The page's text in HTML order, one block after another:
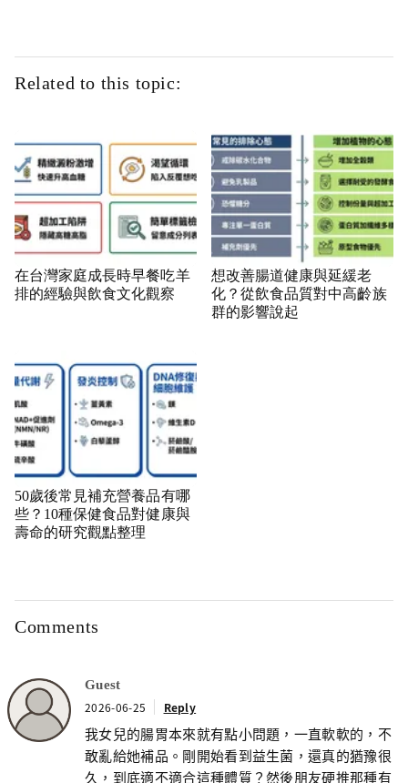
Related to this topic:
在台灣家庭成長時早餐吃羊
排的經驗與飲食文化觀察
想改善腸道健康與延緩老
化？從飲食品質對中高齡族
群的影響說起
50歲後常見補充營養品有哪
些？10種保健食品對健康與
壽命的研究觀點整理
Comments
Guest
2026-06-25 Reply
我女兒的腸胃本來就有點小問題，一直軟軟的，不
敢亂給她補品。剛開始看到益生菌，還真的猶豫很
久，到底適不適合這種體質？然後朋友硬推那種有